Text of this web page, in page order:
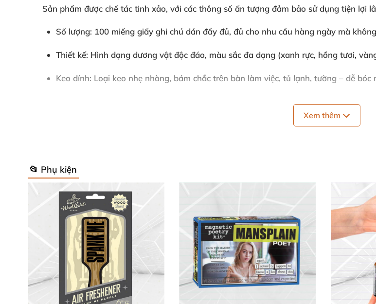
Sản phẩm được chế tác tinh xảo, với các thông số ấn tượng đảm bảo sử dụng tiện lợi
Số lượng: 100 miếng giấy ghi chú dán đầy đủ, đủ cho nhu cầu hàng ngày mà
Thiết kế: Hình dạng dương vật độc đáo, màu sắc đa dạng (xanh rực, hồng tươi,
Keo dính: Loại keo nhẹ nhàng, bám chắc trên bàn làm việc, tủ lạnh, tường – dễ
: Hoàn hảo cho văn phòng, tiệc độc thân, sinh nhật hoặc quà tặng hài
Dễ dàng tổ chức công việc mà vẫn giữ không khí "chill" đầy tiếng cười! 😂
🎁 Lý Do Nên Sở Hữu Ngay Bộ Giấy Note Dán Vui Nhộn Này!
Tăng tương tác xã hội
: Khơi gợi trò chuyện sôi nổi, làm văn phòng sinh động hơn bao
Quà tặng độc lạ: Siêu phù hợp tiệc cưới vui, sinh nhật hoặc đùa vui đồng nghiệp có gu
Dễ sử dụng: Dán lột thoải mái, dành cho mọi lứa tuổi thích phá cách.
Sticker vui nhộnnày không chỉ bền bỉ mà còn mang lại trải nghiệm thú vị hàng ngày.
Từ ghi chú công việc đến trang trí party, chúng đều tỏa sáng với phong cách riêng biệt.
Xem thêm
📂 Phụ kiện